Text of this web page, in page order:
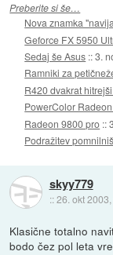
Preberite si še…
Nova znamka
Geforce FX 5950
Sedaj še Asus ::3.
Ramniki za
R420 dvakrat
PowerColor
Radeon 9800 pro ::
Podražitev
skyy779
::26. okt
Klasične totalno
bodo čez pol leta